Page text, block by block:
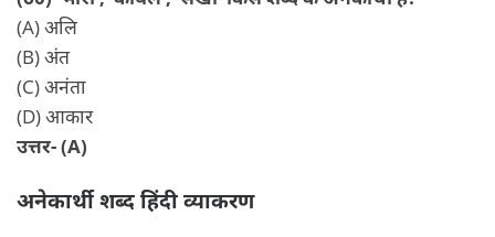
(A) अलि
(B) अंत
(C) अनंता
(D) आकार
उत्तर- (A)
अनेकार्थी शब्द हिंदी व्याकरण